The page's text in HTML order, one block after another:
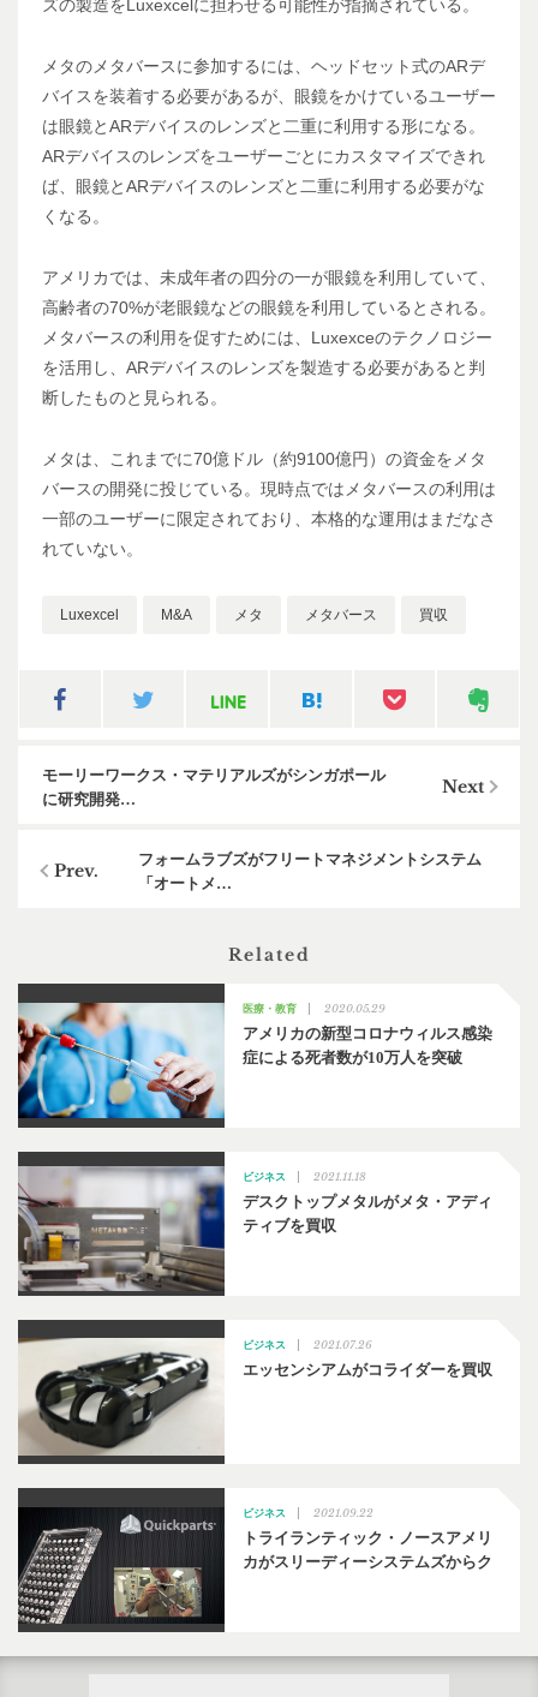
ズの製造をLuxexcelに担わせる可能性が指摘されている。
メタのメタバースに参加するには、ヘッドセット式のARデ
バイスを装着する必要があるが、眼鏡をかけているユーザー
は眼鏡とARデバイスのレンズと二重に利用する形になる。
ARデバイスのレンズをユーザーごとにカスタマイズできれ
ば、眼鏡とARデバイスのレンズと二重に利用する必要がな
くなる。
アメリカでは、未成年者の四分の一が眼鏡を利用していて、
高齢者の70%が老眼鏡などの眼鏡を利用しているとされる。
メタバースの利用を促すためには、Luxexceのテクノロジー
を活用し、ARデバイスのレンズを製造する必要があると判
断したものと見られる。
メタは、これまでに70億ドル（約9100億円）の資金をメタ
バースの開発に投じている。現時点ではメタバースの利用は
一部のユーザーに限定されており、本格的な運用はまだなさ
れていない。
Luxexcel M&A メタ メタバース 買収
モーリーワークス・マテリアルズがシンガポール
に研究開発…
フォームラブズがフリートマネジメントシステム
「オートメ…
Related
医療・教育 2020.05.29
アメリカの新型コロナウィルス感染
症による死者数が10万人を突破
ビジネス 2021.11.18
デスクトップメタルがメタ・アディ
ティブを買収
ビジネス 2021.07.26
エッセンシアムがコライダーを買収
ビジネス 2021.09.22
トライランティック・ノースアメリ
カがスリーディーシステムズからク